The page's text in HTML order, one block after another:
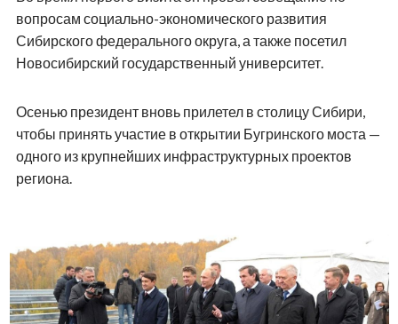
вопросам социально-экономического развития
Сибирского федерального округа, а также посетил
Новосибирский государственный университет.
Осенью президент вновь прилетел в столицу Сибири,
чтобы принять участие в открытии Бугринского моста —
одного из крупнейших инфраструктурных проектов
региона.